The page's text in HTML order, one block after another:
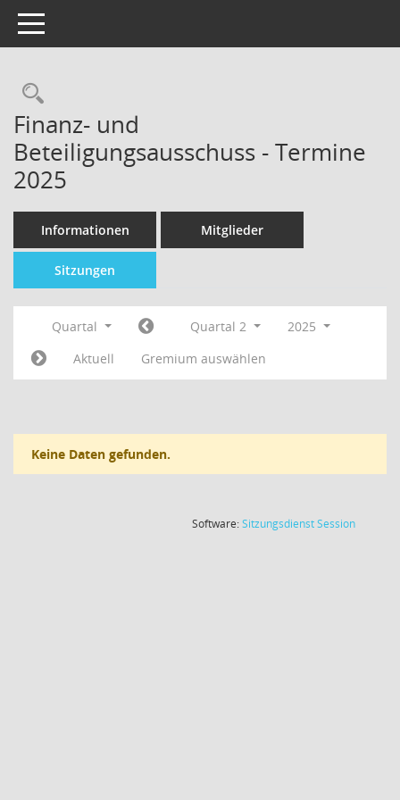
Toggle navigation
Finanz- und
Beteiligungsausschuss - Termine
2025
Informationen Mitglieder
Sitzungen
Quartal Quartal 2
2025
Aktuell
Gremium auswählen
Keine Daten gefunden.
Software:SitzungsdienstSession(Wird in